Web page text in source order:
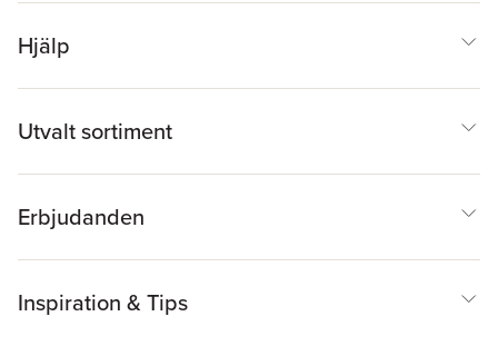
Hjälp
Utvalt sortiment
Erbjudanden
Inspiration & Tips